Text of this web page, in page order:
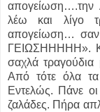
απογείωση….την
λέω και λίγο
απογείωση… σαν
ΓΕΙΩΣΗΗΗΗΗ».
σαχλά τραγούδια
Από τότε όλα τα
Εντελώς. Πάνε
ζαλάδες. Πήρα